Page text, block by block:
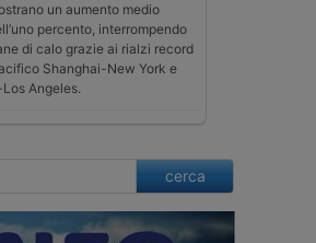
un aumento medio
percento, interrompendo
di calo grazie ai rialzi record
Shanghai-New York e
Angeles.
cerca